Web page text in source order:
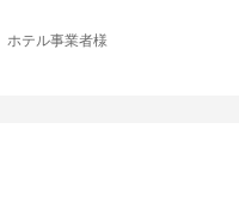
ホテル事業者様